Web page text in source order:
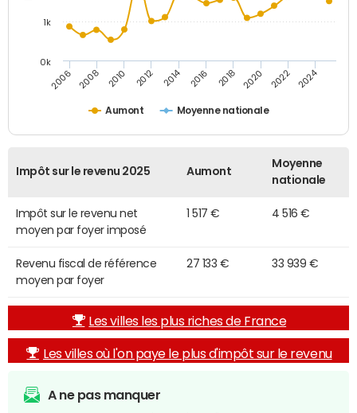
Aumont Moyenne nationale
2006 2008 2010 2012 2014 2016 2018 2020 2022 2024
0k
1k
Impôt sur le revenu 2025 Aumont
Moyenne
nationale
Impôt sur le revenu net
moyen par foyer imposé
1 517 € 4 516 €
Revenu fiscal de référence
moyen par foyer
27 133 € 33 939 €
Les villes les plus riches de France
Les villes où l'on paye le plus d'impôt sur le revenu
A ne pas manquer